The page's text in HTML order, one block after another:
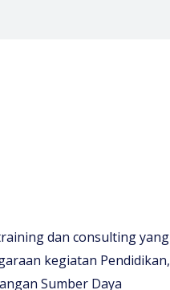
dan consulting yang
kegiatan Pendidikan,
Sumber Daya